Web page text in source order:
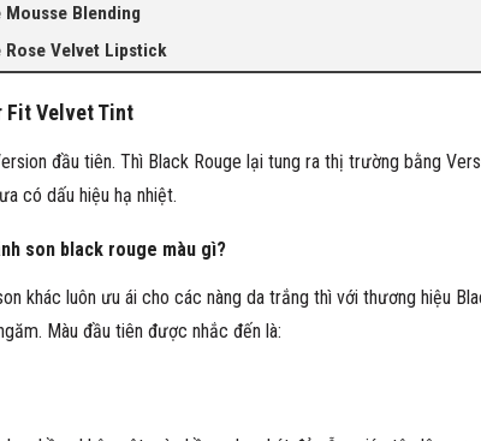
Blending
Rose Velvet Lipstick
Fit Velvet Tint
đầu tiên. Thì Black Rouge lại tung ra thị trường bằng
có dấu hiệu hạ nhiệt.
son black rouge màu gì?
khác luôn ưu ái cho các nàng da trắng thì với thương hiệu
Màu đầu tiên được nhắc đến là: